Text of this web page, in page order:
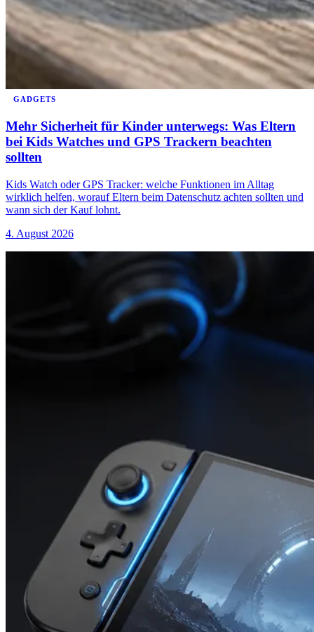
GADGETS
Mehr Sicherheit für Kinder unterwegs: Was Eltern
bei Kids Watches und GPS Trackern beachten
sollten
Kids Watch oder GPS Tracker: welche Funktionen im Alltag
wirklich helfen, worauf Eltern beim Datenschutz achten sollten und
wann sich der Kauf lohnt.
4. August 2026